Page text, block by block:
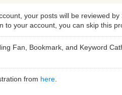
your posts will be reviewed
your account, you can skip this
Fan, Bookmark, and Keyword
from here